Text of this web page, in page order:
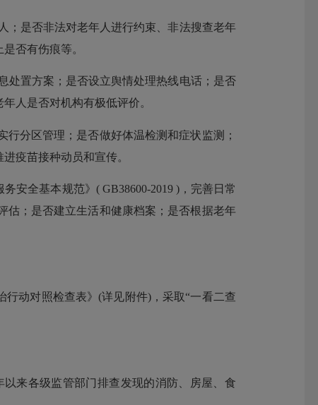
是否非法对老年人进行约束、非法搜查老年
否有伤痕等。
置方案；是否设立舆情处理热线电话；是否
人是否对机构有极低评价。
分区管理；是否做好体温检测和症状监测；
疫苗接种动员和宣传。
全基本规范》( GB38600-2019 )，完善日常
估；是否建立生活和健康档案；是否根据老年
动对照检查表》(详见附件)，采取“一看二查
来各级监管部门排查发现的消防、房屋、食